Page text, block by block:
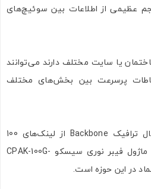
حجم عظیمی از اطلاعات بین سوئیچ‌های
یا سایت مختلف دارند می‌توانند
پرسرعت بین بخش‌های مختلف
اپراتورهای مخابراتی برای انتقال ترافیک Backbone از لینک‌های 100
گیگابیتی استفاده می‌کنند و ماژول فیبر نوری سیسکو CPAK-100G-